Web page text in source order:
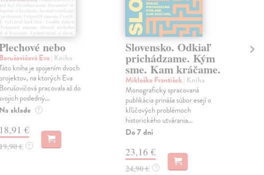
nebo
Borušovičová Eva| Kniha
kniha je spojením dvoch
projektov, na ktorých Eva
Borušovičová pracovala až do
posledný...
Na sklade ?
18,91 €
€ ?
Slovensko. Odkiaľ
prichádzame. Kým
sme. Kam kráčame.
Mikloško František| Kniha
Monograficky spracovaná
publikácia prináša súbor esejí o
kľúčových problémoch
historického utvárania...
Do 7 dní
23,16 €
24,90 € ?